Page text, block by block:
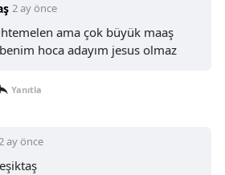
2 ay önce
ama çok büyük maaş
hoca adayım jesus olmaz
Yanıtla
ay önce